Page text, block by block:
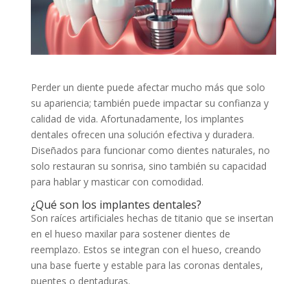
Perder un diente puede afectar mucho más que solo
su apariencia; también puede impactar su confianza y
calidad de vida. Afortunadamente, los implantes
dentales ofrecen una solución efectiva y duradera.
Diseñados para funcionar como dientes naturales, no
solo restauran su sonrisa, sino también su capacidad
para hablar y masticar con comodidad.
¿Qué son los implantes dentales?
Son raíces artificiales hechas de titanio que se insertan
en el hueso maxilar para sostener dientes de
reemplazo. Estos se integran con el hueso, creando
una base fuerte y estable para las coronas dentales,
puentes o dentaduras.